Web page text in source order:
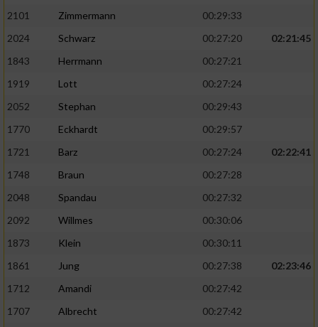
2101
Zimmermann
00:29:33
2024
Schwarz 00:27:20
02:21:45
1843
Herrmann
00:27:21
1919
Lott
00:27:24
2052
Stephan
00:29:43
1770
Eckhardt
00:29:57
1721
Barz 00:27:24
02:22:41
1748
Braun
00:27:28
2048
Spandau
00:27:32
2092
Willmes
00:30:06
1873
Klein
00:30:11
1861
Jung 00:27:38
02:23:46
1712
Amandi
00:27:42
1707
Albrecht
00:27:42